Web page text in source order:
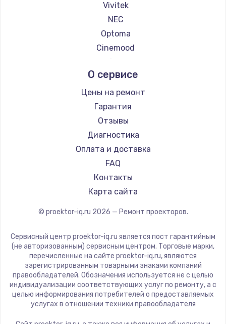
Vivitek
NEC
Optoma
Cinemood
Barco
Xgimi
Canon
JVC
Casio
Hiper
HITACHI
Panasonic
Hisense
О сервисе
Цены на ремонт
Гарантия
Отзывы
Диагностика
Оплата и доставка
FAQ
Контакты
Карта сайта
© proektor-iq.ru 2026 — Ремонт проекторов.
Сервисный центр proektor-iq.ru является пост гарантийным
(не авторизованным) сервисным центром. Торговые марки,
перечисленные на сайте proektor-iq.ru, являются
зарегистрированным товарными знаками компаний
правообладателей. Обозначения используется не с целью
индивидуализации соответствующих услуг по ремонту, а с
целью информирования потребителей о предоставляемых
услугах в отношении техники правообладателя